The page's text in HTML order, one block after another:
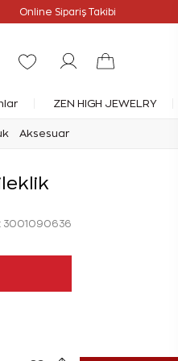
Online Sipariş Takibi
ZEN HIGH JEWELRY
Aksesuar
3001090636